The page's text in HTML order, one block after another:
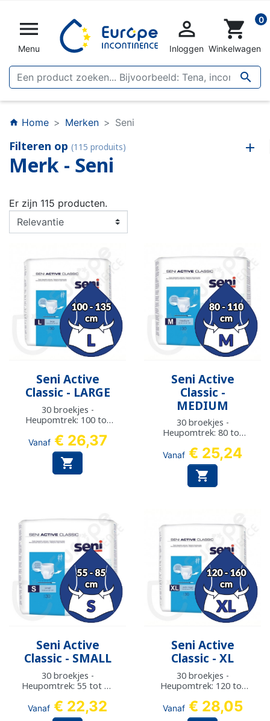

Menu


Inloggen
shopping_cart 0
Winkelwagen
home Home Merken Seni
Filteren op (115 produits)
Merk - Seni
Er zijn 115 producten.
Seni Active
Classic - LARGE
30 broekjes -
Heupomtrek: 100 tot
Vanaf € 26,37

Seni Active
Classic -
MEDIUM
30 broekjes -
Heupomtrek: 80 tot
Vanaf € 25,24

Seni Active
Classic - SMALL
30 broekjes -
Heupomtrek: 55 tot 85
Vanaf € 22,32
Seni Active
Classic - XL
30 broekjes -
Heupomtrek: 120 tot
Vanaf € 28,05